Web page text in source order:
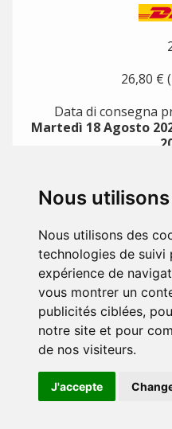
Nous
Nous utilisons des
technologies de suivi
expérience de
vous montrer un
publicités ciblées,
notre site et pour
de nos visiteurs.
J'accepte
26,80 €
Data di consegna
Martedì 18 Agosto
PRODOTTI
LA NOSTRA AZIENDA
IL TUO ACCOUNT
STORE INFORMATION